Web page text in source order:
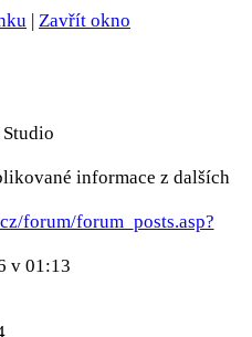
| Zavřít okno
informace z dalších
forum/forum_posts.asp?
v 01:13